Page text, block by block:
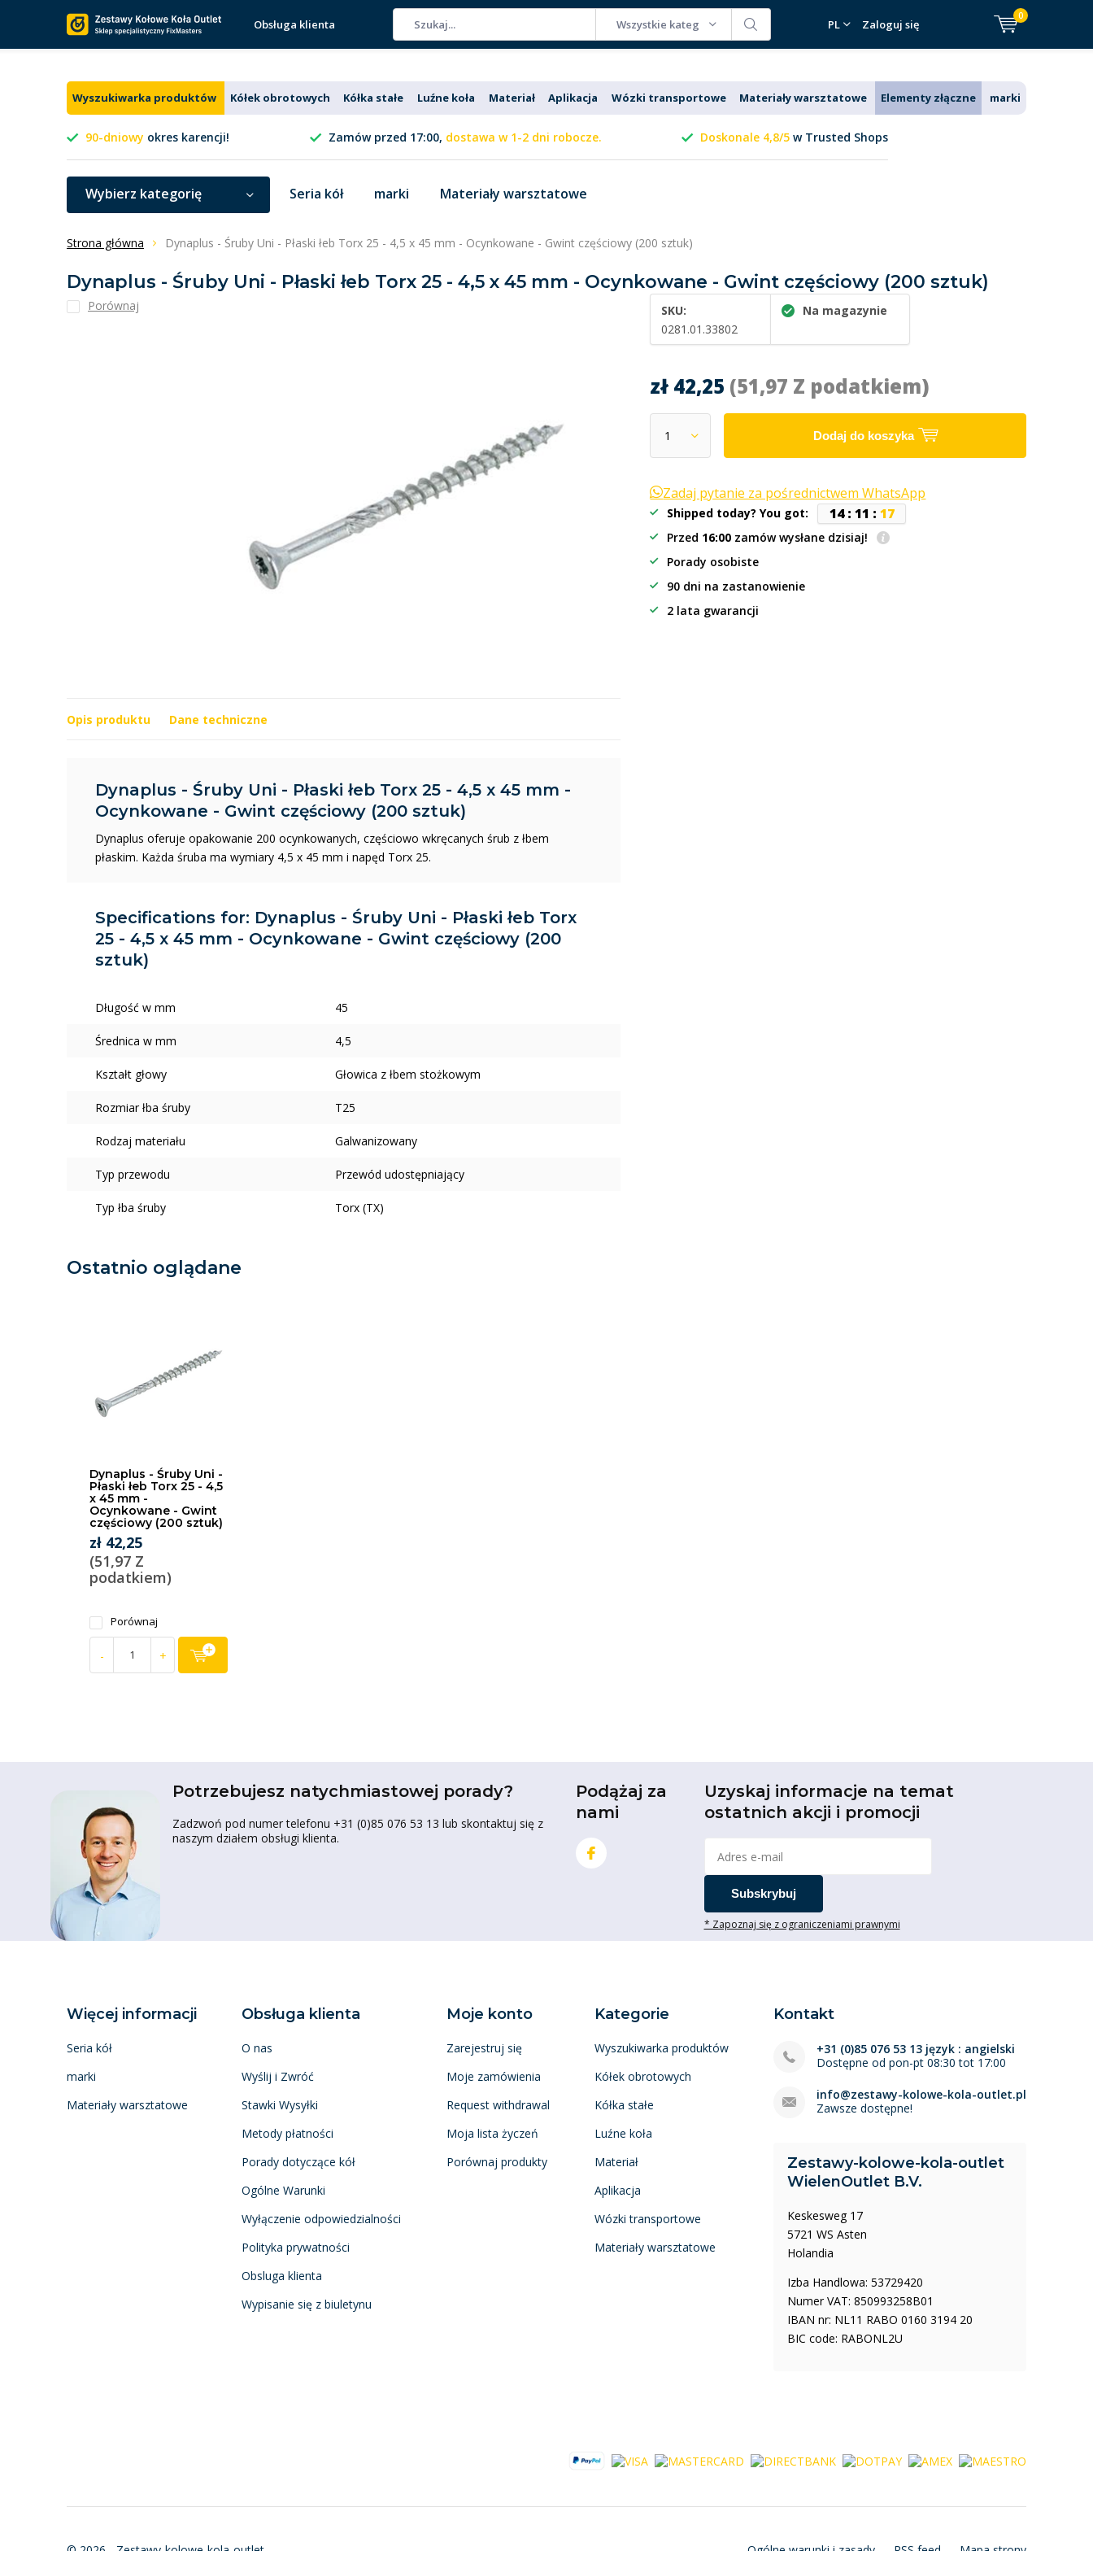
Obsługa klienta Wszystkie kategorie PL Zaloguj się
0
Wyszukiwarka produktów Kółek obrotowych Kółka stałe Luźne koła Materiał Aplikacja Wózki transportowe Materiały warsztatowe Elementy złączne marki
90-dniowy okres karencji! Zamów przed 17:00, dostawa w 1-2 dni robocze. Doskonale 4,8/5 w Trusted Shops
Wybierz kategorię Seria kół marki Materiały warsztatowe
Strona główna Dynaplus - Śruby Uni - Płaski łeb Torx 25 - 4,5 x 45 mm - Ocynkowane - Gwint częściowy (200 sztuk)
Dynaplus - Śruby Uni - Płaski łeb Torx 25 - 4,5 x 45 mm - Ocynkowane - Gwint częściowy (200 sztuk)
Porównaj
SKU:
0281.01.33802
Na magazynie
zł 42,25 (51,97 Z podatkiem)
Dodaj do koszyka
Zadaj pytanie za pośrednictwem WhatsApp
Shipped today? You got: 14: 11 : 17
Przed 16:00 zamów wysłane dzisiaj!
Porady osobiste
90 dni na zastanowienie
2 lata gwarancji
Opis produktu Dane techniczne
Dynaplus - Śruby Uni - Płaski łeb Torx 25 - 4,5 x 45 mm -
Ocynkowane - Gwint częściowy (200 sztuk)
Dynaplus oferuje opakowanie 200 ocynkowanych, częściowo wkręcanych śrub z łbem
płaskim. Każda śruba ma wymiary 4,5 x 45 mm i napęd Torx 25.
Specifications for: Dynaplus - Śruby Uni - Płaski łeb Torx
25 - 4,5 x 45 mm - Ocynkowane - Gwint częściowy (200
sztuk)
Długość w mm 45
Średnica w mm 4,5
Kształt głowy Głowica z łbem stożkowym
Rozmiar łba śruby T25
Rodzaj materiału Galwanizowany
Typ przewodu Przewód udostępniający
Typ łba śruby Torx (TX)
Ostatnio oglądane
Dynaplus - Śruby Uni -
Płaski łeb Torx 25 - 4,5
x 45 mm -
Ocynkowane - Gwint
częściowy (200 sztuk)
zł 42,25
(51,97 Z
podatkiem)
Porównaj
- +
Potrzebujesz natychmiastowej porady?
Zadzwoń pod numer telefonu +31 (0)85 076 53 13 lub skontaktuj się z
naszym działem obsługi klienta.
Podążaj za
nami
Uzyskaj informacje na temat
ostatnich akcji i promocji
Subskrybuj
* Zapoznaj się z ograniczeniami prawnymi
Więcej informacji
Seria kół
marki
Materiały warsztatowe
Obsługa klienta
O nas
Wyślij i Zwróć
Stawki Wysyłki
Metody płatności
Porady dotyczące kół
Ogólne Warunki
Wyłączenie odpowiedzialności
Polityka prywatności
Obsluga klienta
Wypisanie się z biuletynu
Moje konto
Zarejestruj się
Moje zamówienia
Request withdrawal
Moja lista życzeń
Porównaj produkty
Kategorie
Wyszukiwarka produktów
Kółek obrotowych
Kółka stałe
Luźne koła
Materiał
Aplikacja
Wózki transportowe
Materiały warsztatowe
Kontakt
+31 (0)85 076 53 13 język : angielski
Dostępne od pon-pt 08:30 tot 17:00
info@zestawy-kolowe-kola-outlet.pl
Zawsze dostępne!
Zestawy-kolowe-kola-outlet
WielenOutlet B.V.
Keskesweg 17
5721 WS Asten
Holandia
Izba Handlowa: 53729420
Numer VAT: 850993258B01
IBAN nr: NL11 RABO 0160 3194 20
BIC code: RABONL2U